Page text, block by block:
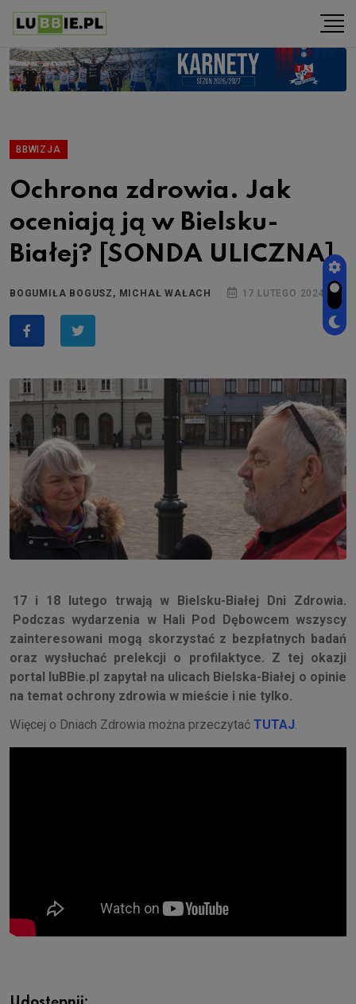
BBWIZJA
Ochrona zdrowia. Jak
oceniają ją w Bielsku-
Białej? [SONDA ULICZNA]
BOGUMIŁA BOGUSZ, MICHAŁ WAŁACH 17 LUTEGO 2024
17 i 18 lutego trwają w Bielsku-Białej Dni Zdrowia.
Podczas wydarzenia w Hali Pod Dębowcem wszyscy
zainteresowani mogą skorzystać z bezpłatnych badań
oraz wysłuchać prelekcji o profilaktyce. Z tej okazji
portal luBBie.pl zapytał na ulicach Bielska-Białej o opinie
na temat ochrony zdrowia w mieście i nie tylko.
Więcej o Dniach Zdrowia można przeczytać TUTAJ